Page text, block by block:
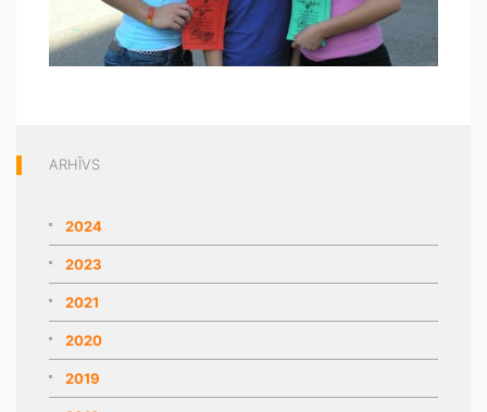
ARHĪVS
2024
2023
2021
2020
2019